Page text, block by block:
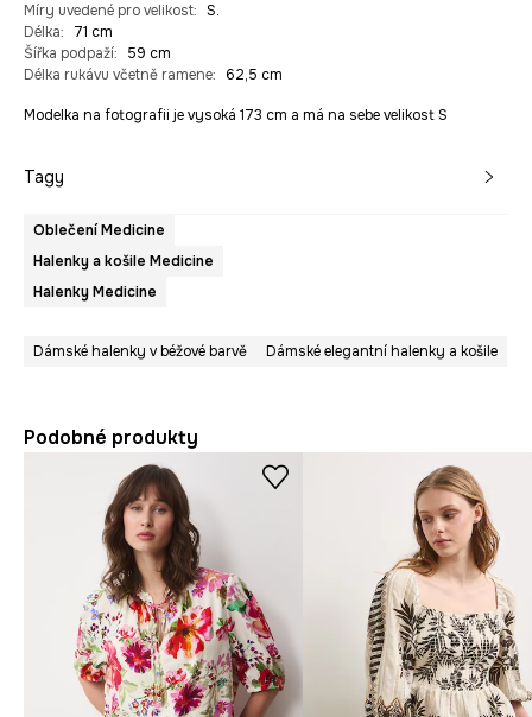
Míry uvedené pro velikost: S.
Délka:
71 cm
Šířka podpaží:
59 cm
Délka rukávu včetně ramene: 62,5 cm
Modelka na fotografii je vysoká 173 cm a má na sebe velikost S
Tagy
Oblečení Medicine
Halenky a košile Medicine
Halenky Medicine
Dámské halenky v béžové barvě Dámské elegantní halenky a košile
Podobné produkty